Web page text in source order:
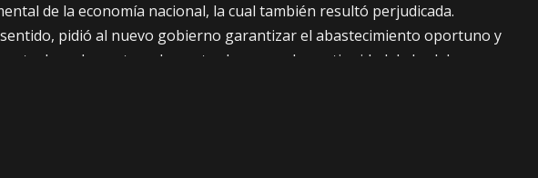
de la economía nacional, la cual también resultó perjudicada.
sentido, pidió al nuevo gobierno garantizar el abastecimiento oportuno y
de carburantes, elemento clave para la continuidad de las labores